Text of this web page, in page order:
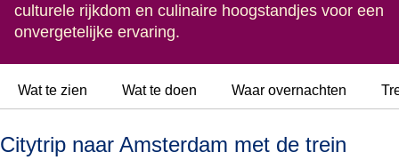
culturele rijkdom en culinaire hoogstandjes voor een
onvergetelijke ervaring.
Wat te zien Wat te doen Waar overnachten
Citytrip naar Amsterdam met de trein